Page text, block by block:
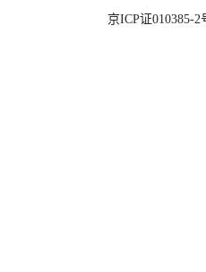
京ICP证010385-2